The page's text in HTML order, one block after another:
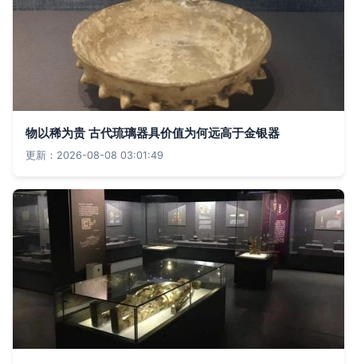
物以稀为贵 古代琉璃器具价值为何远高于金银器
更新：2026-08-08 03:01:49